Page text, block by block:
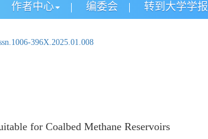
作者中心 编委会 转到大学学报
396X.2025.01.008
for Coalbed Methane Reservoirs